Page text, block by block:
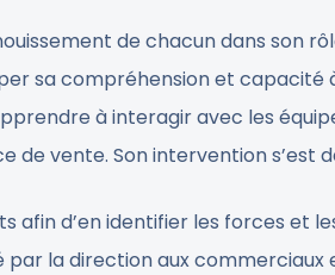
de chacun dans son
sa compréhension et
à interagir avec les
vente. Son intervention s’est
afin d’en identifier les forces et
par la direction aux